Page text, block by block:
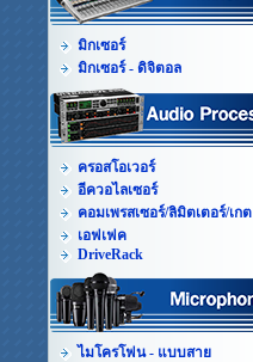
มิกเซอร์
มิกเซอร์ - ดิจิตอล
ครอสโอเวอร์
อีควอไลเซอร์
คอมเพรสเซอร์/ลิมิตเตอร์/เกต
เอฟเฟค
DriveRack
ไมโครโฟน - แบบสาย